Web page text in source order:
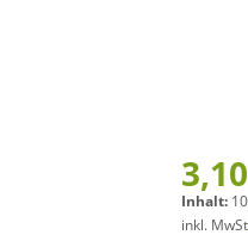
Inhalt:
inkl.